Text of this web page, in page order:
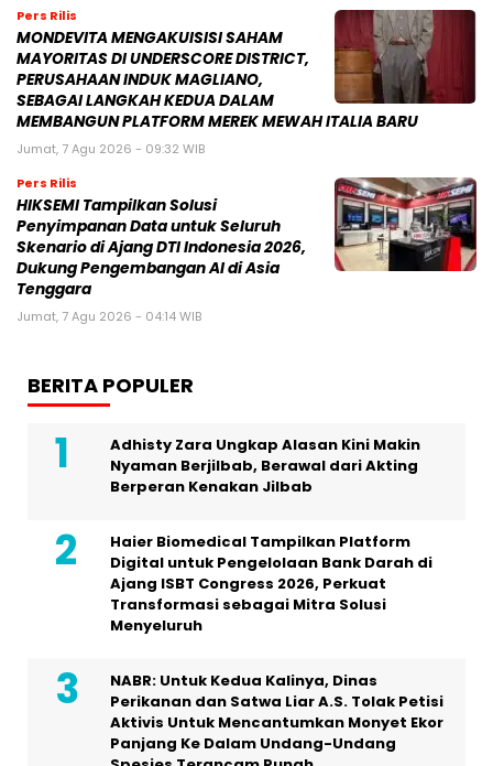
Pers Rilis
MONDEVITA MENGAKUISISI SAHAM
MAYORITAS DI UNDERSCORE DISTRICT,
PERUSAHAAN INDUK MAGLIANO,
SEBAGAI LANGKAH KEDUA DALAM
MEMBANGUN PLATFORM MEREK MEWAH ITALIA BARU
Jumat, 7 Agu 2026 - 09:32 WIB
Pers Rilis
HIKSEMI Tampilkan Solusi
Penyimpanan Data untuk Seluruh
Skenario di Ajang DTI Indonesia 2026,
Dukung Pengembangan AI di Asia
Tenggara
Jumat, 7 Agu 2026 - 04:14 WIB
BERITA POPULER
Adhisty Zara Ungkap Alasan Kini Makin
Nyaman Berjilbab, Berawal dari Akting
Berperan Kenakan Jilbab
Haier Biomedical Tampilkan Platform
Digital untuk Pengelolaan Bank Darah di
Ajang ISBT Congress 2026, Perkuat
Transformasi sebagai Mitra Solusi
Menyeluruh
NABR: Untuk Kedua Kalinya, Dinas
Perikanan dan Satwa Liar A.S. Tolak Petisi
Aktivis Untuk Mencantumkan Monyet Ekor
Panjang Ke Dalam Undang-Undang